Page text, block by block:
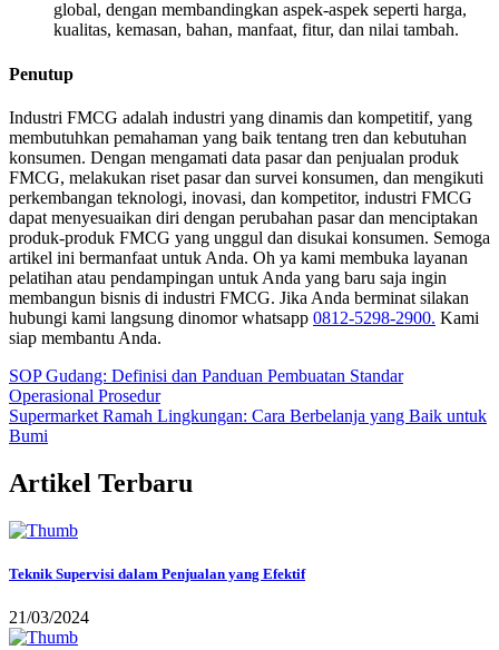
global, dengan membandingkan aspek-aspek seperti harga,
kualitas, kemasan, bahan, manfaat, fitur, dan nilai tambah.
Penutup
Industri FMCG adalah industri yang dinamis dan kompetitif, yang
membutuhkan pemahaman yang baik tentang tren dan kebutuhan
konsumen. Dengan mengamati data pasar dan penjualan produk
FMCG, melakukan riset pasar dan survei konsumen, dan mengikuti
perkembangan teknologi, inovasi, dan kompetitor, industri FMCG
dapat menyesuaikan diri dengan perubahan pasar dan menciptakan
produk-produk FMCG yang unggul dan disukai konsumen. Semoga
artikel ini bermanfaat untuk Anda. Oh ya kami membuka layanan
pelatihan atau pendampingan untuk Anda yang baru saja ingin
membangun bisnis di industri FMCG. Jika Anda berminat silakan
hubungi kami langsung dinomor whatsapp 0812-5298-2900. Kami
siap membantu Anda.
SOP Gudang: Definisi dan Panduan Pembuatan Standar
Operasional Prosedur
Supermarket Ramah Lingkungan: Cara Berbelanja yang Baik untuk
Bumi
Artikel Terbaru
Teknik Supervisi dalam Penjualan yang Efektif
21/03/2024